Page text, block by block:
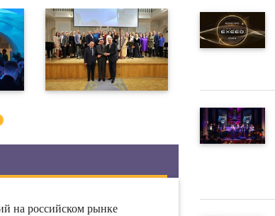
на российском рынке